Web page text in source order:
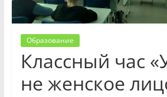
Образование
Классный час
не женское